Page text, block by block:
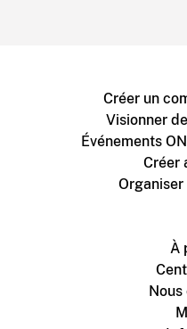
Créer un
Visionner
Événements
Créer
À